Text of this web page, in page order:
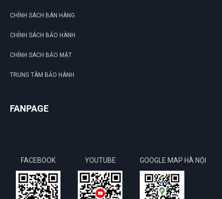
CHÍNH SÁCH BÁN HÀNG
CHÍNH SÁCH BẢO HÀNH
CHÍNH SÁCH BẢO MẬT
TRUNG TÂM BẢO HÀNH
FANPAGE
FACEBOOK YOUTUBE GOOGLE MAP HÀ NỘI